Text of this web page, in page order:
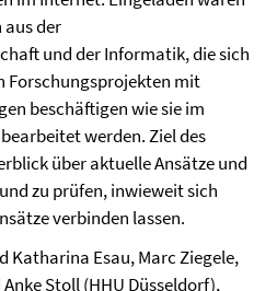
aus der
und der Informatik, die sich
Forschungsprojekten mit
beschäftigen wie sie im
werden. Ziel des
über aktuelle Ansätze und
zu prüfen, inwieweit sich
verbinden lassen.
Katharina Esau, Marc Ziegele,
Stoll (HHU Düsseldorf),